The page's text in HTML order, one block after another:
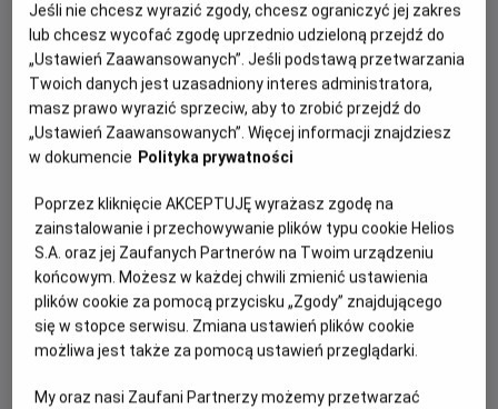
PREMIERA
28 sierpnia 2026
REŻYSERIA
Ridley Scott
SCENARIUSZ
Mark L. Smith
OBSADA
Margaret Qualley, Jacob Elordi
WIĘCEJ SZCZEGÓŁÓW
GODZINY SEANSÓW
PIĄTEK, 28 SIERPNIA 2026
28
SIERPNIA
2026
18:30
2D, napisy
POKAŻ KOLEJNE DNI
OPIS FILMU
Jeśli nie chcesz wyrazić zgody, chcesz ograniczyć jej zakres
lub chcesz wycofać zgodę uprzednio udzieloną przejdź do
„Ustawień Zaawansowanych”. Jeśli podstawą przetwarzania
Twoich danych jest uzasadniony interes administratora,
masz prawo wyrazić sprzeciw, aby to zrobić przejdź do
„Ustawień Zaawansowanych”. Więcej informacji znajdziesz
w dokumencie Polityka prywatności
Poprzez kliknięcie AKCEPTUJĘ wyrażasz zgodę na
zainstalowanie i przechowywanie plików typu cookie Helios
S.A. oraz jej Zaufanych Partnerów na Twoim urządzeniu
końcowym. Możesz w każdej chwili zmienić ustawienia
plików cookie za pomocą przycisku „Zgody” znajdującego
się w stopce serwisu. Zmiana ustawień plików cookie
możliwa jest także za pomocą ustawień przeglądarki.
My oraz nasi Zaufani Partnerzy możemy przetwarzać